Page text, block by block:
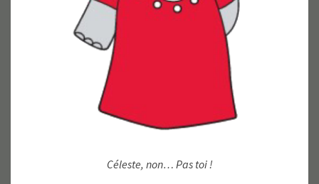
Céleste, non… Pas toi !